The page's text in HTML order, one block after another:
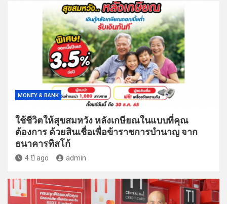
MONEY & BANK
ใช้ชีวิตให้สุขสมหวัง หลังเกษียณในแบบที่คุณ
ต้องการ ด้วยสินเชื่อเพื่อข้าราชการบำนาญ จาก
ธนาคารทิสโก้
4 ปี ago admin